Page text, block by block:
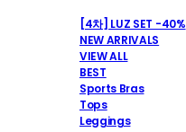
[4차] LUZ SET -40%
NEW ARRIVALS
VIEW ALL
BEST
Sports Bras
Tops
Leggings